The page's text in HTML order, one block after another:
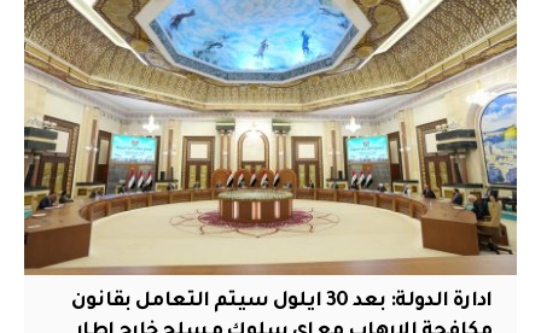
ادارة الدولة: بعد 30 ايلول سيتم التعامل بقانون